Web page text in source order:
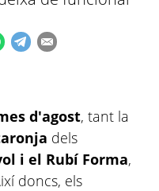
d'agost, tant la
dels
i el Rubí Forma,
doncs, els